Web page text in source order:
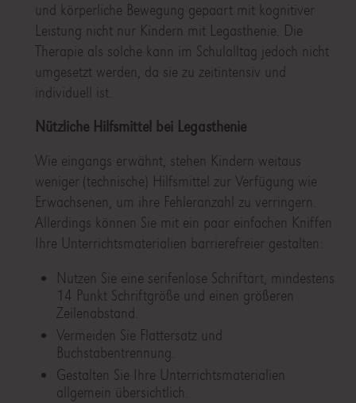
und körperliche Bewegung gepaart mit kognitiver
Leistung nicht nur Kindern mit Legasthenie. Die
Therapie als solche kann im Schulalltag jedoch nicht
umgesetzt werden, da sie zu zeitintensiv und
individuell ist.
Nützliche Hilfsmittel bei Legasthenie
Wie eingangs erwähnt, stehen Kindern weitaus
weniger (technische) Hilfsmittel zur Verfügung wie
Erwachsenen, um ihre Fehleranzahl zu verringern.
Allerdings können Sie mit ein paar einfachen Kniffen
Ihre Unterrichtsmaterialien barrierefreier gestalten:
Nutzen Sie eine serifenlose Schriftart, mindestens
14 Punkt Schriftgröße und einen größeren
Zeilenabstand.
Vermeiden Sie Flattersatz und
Buchstabentrennung.
Gestalten Sie Ihre Unterrichtsmaterialien
allgemein übersichtlich.